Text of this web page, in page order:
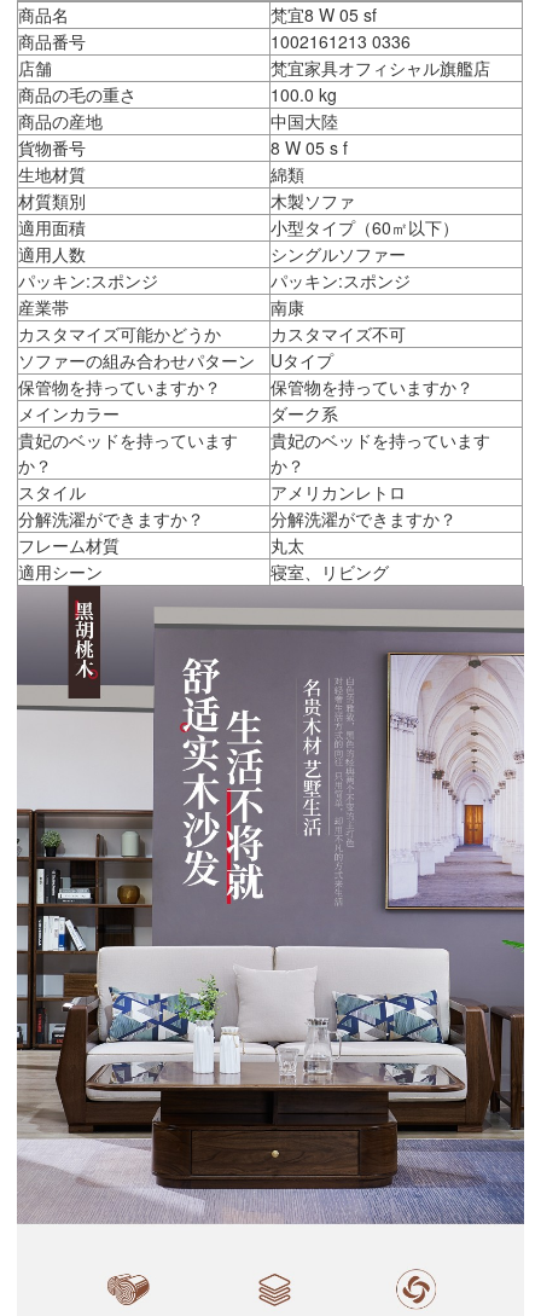
商品名
梵宜8 W 05 sf
商品番号
1002161213 0336
店舗
梵宜家具オフィシャル旗艦店
商品の毛の重さ
100.0 kg
商品の産地
中国大陸
貨物番号
8 W 05 s f
生地材質
綿類
材質類別
木製ソファ
適用面積
小型タイプ（60㎡以下）
適用人数
シングルソファー
パッキン:スポンジ
パッキン:スポンジ
産業帯
南康
カスタマイズ可能かどうか
カスタマイズ不可
ソファーの組み合わせパターン
Uタイプ
保管物を持っていますか？
保管物を持っていますか？
メインカラー
ダーク系
貴妃のベッドを持っています
か？
貴妃のベッドを持っています
か？
スタイル
アメリカンレトロ
分解洗濯ができますか？
分解洗濯ができますか？
フレーム材質
丸太
適用シーン
寝室、リビング